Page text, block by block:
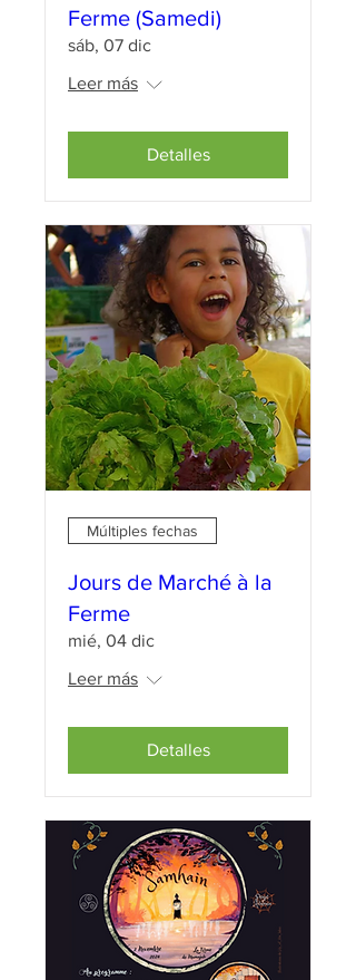
Ferme (Samedi)
sáb, 07 dic
Leer más
Detalles
Múltiples fechas
Jours de Marché à la
Ferme
mié, 04 dic
Leer más
Detalles